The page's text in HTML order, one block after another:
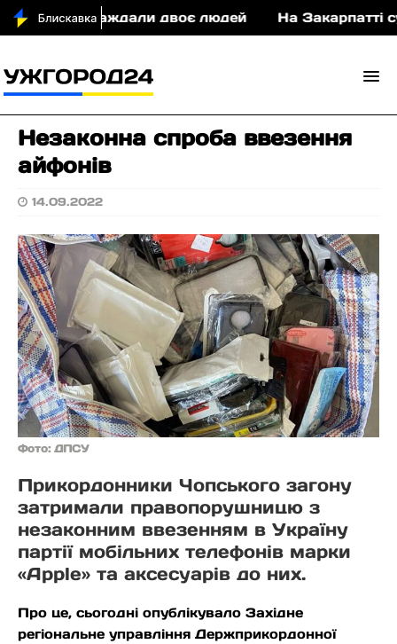
постраждали двоє людей На Закарпатті
Незаконна спроба ввезення
айфонів
14.09.2022
Фото: ДПСУ
Прикордонники Чопського загону
затримали правопорушницю з
незаконним ввезенням в Україну
партії мобільних телефонів марки
«Apple» та аксесуарів до них.
Про це, сьогодні опублікувало Західне
регіональне управління Держприкордонної